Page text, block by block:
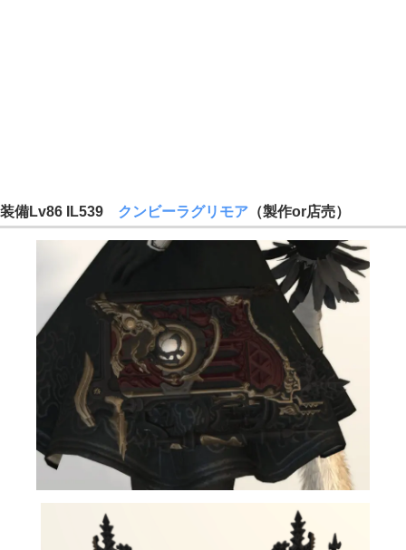
装備Lv86 IL539 クンビーラグリモア （製作or店売）